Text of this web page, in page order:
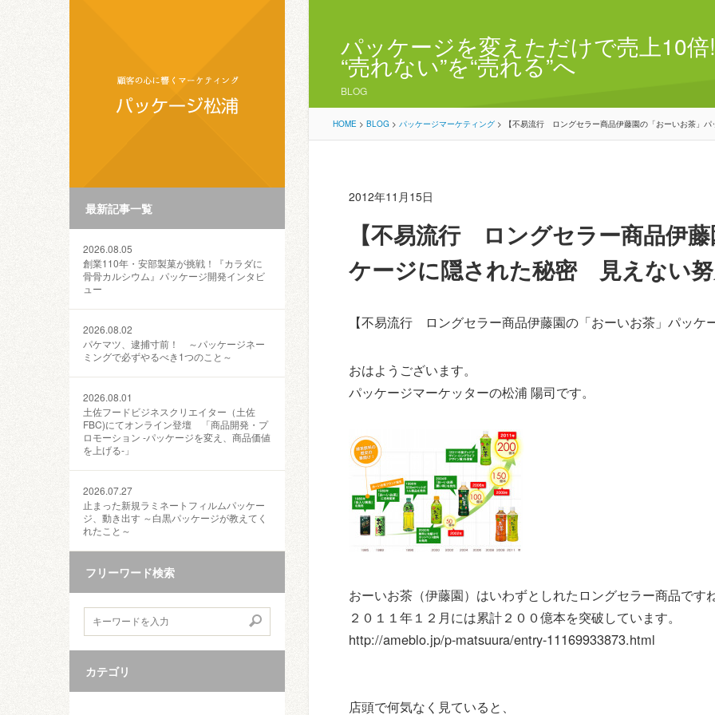
最新記事一覧
2026.08.05
創業110年・安部製菓が挑戦！『カラダに
骨骨カルシウム』パッケージ開発インタビ
ュー
2026.08.02
パケマツ、逮捕寸前！ ～パッケージネー
ミングで必ずやるべき1つのこと～
2026.08.01
土佐フードビジネスクリエイター（土佐
FBC)にてオンライン登壇 「商品開発・プ
ロモーション ‐パッケージを変え、商品価値
を上げる‐」
2026.07.27
止まった新規ラミネートフィルムパッケー
ジ、動き出す ～白黒パッケージが教えてく
れたこと～
フリーワード検索
カテゴリ
パッケージを変えただけで売上10
“売れない”を“売れる”へ
BLOG
HOME > BLOG > パッケージマーケティング > 【不易流行 ロングセラー商品伊藤園の「おーいお茶」
2012年11月15日
【不易流行 ロングセラー商品伊
ケージに隠された秘密 見えない
【不易流行 ロングセラー商品伊藤園の「おーいお茶」パッ
おはようございます。
パッケージマーケッターの松浦 陽司です。
おーいお茶（伊藤園）はいわずとしれたロングセラー商品です
２０１１年１２月には累計２００億本を突破しています。
http://ameblo.jp/p-matsuura/entry-11169933873.html
店頭で何気なく見ていると、